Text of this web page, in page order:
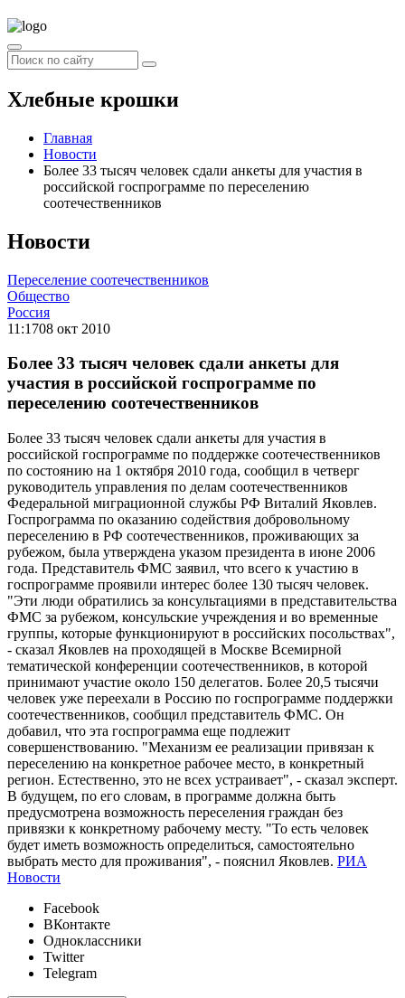
Хлебные крошки
Главная
Новости
Более 33 тысяч человек сдали анкеты для участия в
российской госпрограмме по переселению
соотечественников
Новости
Переселение соотечественников
Общество
Россия
11:1708 окт 2010
Более 33 тысяч человек сдали анкеты для
участия в российской госпрограмме по
переселению соотечественников
Более 33 тысяч человек сдали анкеты для участия в
российской госпрограмме по поддержке соотечественников
по состоянию на 1 октября 2010 года, сообщил в четверг
руководитель управления по делам соотечественников
Федеральной миграционной службы РФ Виталий Яковлев.
Госпрограмма по оказанию содействия добровольному
переселению в РФ соотечественников, проживающих за
рубежом, была утверждена указом президента в июне 2006
года. Представитель ФМС заявил, что всего к участию в
госпрограмме проявили интерес более 130 тысяч человек.
"Эти люди обратились за консультациями в представительства
ФМС за рубежом, консульские учреждения и во временные
группы, которые функционируют в российских посольствах",
- сказал Яковлев на проходящей в Москве Всемирной
тематической конференции соотечественников, в которой
принимают участие около 150 делегатов. Более 20,5 тысячи
человек уже переехали в Россию по госпрограмме поддержки
соотечественников, сообщил представитель ФМС. Он
добавил, что эта госпрограмма еще подлежит
совершенствованию. "Механизм ее реализации привязан к
переселению на конкретное рабочее место, в конкретный
регион. Естественно, это не всех устраивает", - сказал эксперт.
В будущем, по его словам, в программе должна быть
предусмотрена возможность переселения граждан без
привязки к конкретному рабочему месту. "То есть человек
будет иметь возможность определиться, самостоятельно
выбрать место для проживания", - пояснил Яковлев. РИА
Новости
Facebook
ВКонтакте
Одноклассники
Twitter
Telegram